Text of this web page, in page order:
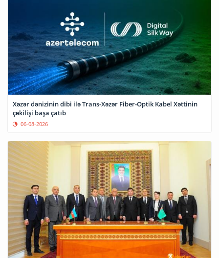
Xəzər dənizinin dibi ilə Trans-Xəzər Fiber-Optik Kabel Xəttinin
çəkilişi başa çatıb
06-08-2026